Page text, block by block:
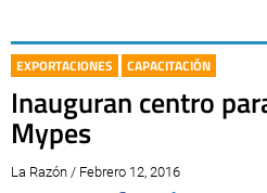
EXPORTACIONES CAPACITACIÓN
Inauguran centro
Mypes
La Razón / Febrero 12, 2016